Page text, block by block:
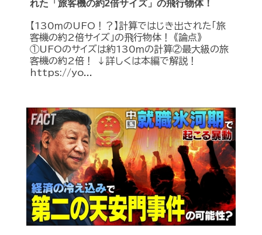
れた「旅客機の約2倍サイズ」の飛行物体！
【130ｍのUFO！？】計算ではじき出された「旅
客機の約2倍サイズ」の飛行物体！ 《論点》
①UFOのサイズは約130ｍの計算②最大級の旅
客機の約2倍！ ↓詳しくは本編で解説！
https://yo...